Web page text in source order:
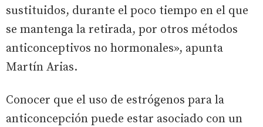
sustituidos, durante el poco tiempo en el que
se mantenga la retirada, por otros métodos
anticonceptivos no hormonales», apunta
Martín Arias.
Conocer que el uso de estrógenos para la
anticoncepción puede estar asociado con un